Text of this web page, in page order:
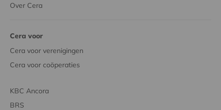
Over Cera
Cera voor
Cera voor verenigingen
Cera voor coöperaties
KBC Ancora
BRS